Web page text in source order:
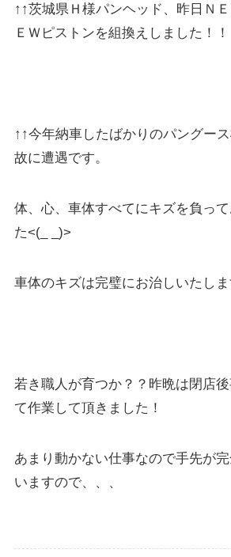
↑↑茨城県Ｈ様パンヘッド、昨日Ｎ
ＥＷピストンを組換えしました！！
↑↑今年納車したばかりのパングー
故に遭遇です。
体、心、車体すべてにキズを負っ
た<(_ _)>
車体のキズは完璧にお治しいたしま
若き職人が育つか？？昨晩は閉店
て作業して頂きました！
あまり動かない仕事なので手先が
いますので、、、